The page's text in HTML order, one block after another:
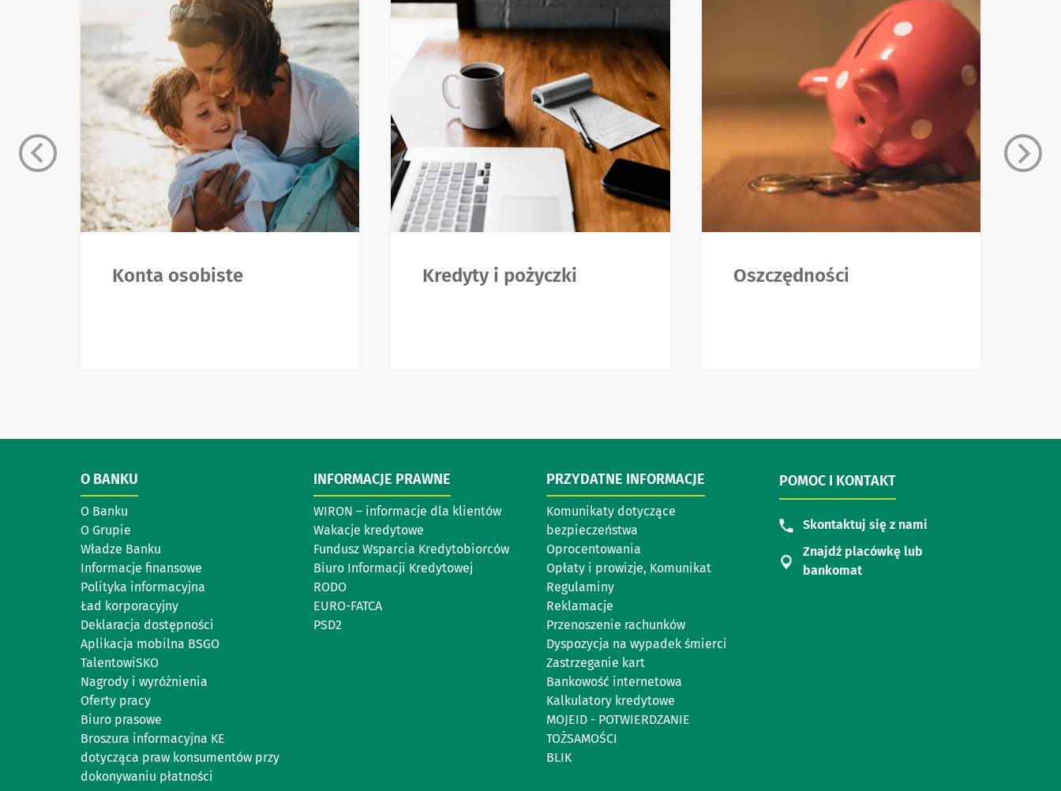
Konta osobiste Kredyty i pożyczki Oszczędności
O BANKU
O Banku
O Grupie
Władze Banku
Informacje finansowe
Polityka informacyjna
Ład korporacyjny
Deklaracja dostępności
Aplikacja mobilna BSGO
TalentowiSKO
Nagrody i wyróżnienia
Oferty pracy
Biuro prasowe
Broszura informacyjna KE
dotycząca praw konsumentów przy
dokonywaniu płatności
INFORMACJE PRAWNE
WIRON – informacje dla klientów
Wakacje kredytowe
Fundusz Wsparcia Kredytobiorców
Biuro Informacji Kredytowej
RODO
EURO-FATCA
PSD2
PRZYDATNE INFORMACJE
Komunikaty dotyczące
bezpieczeństwa
Oprocentowania
Opłaty i prowizje, Komunikat
Regulaminy
Reklamacje
Przenoszenie rachunków
Dyspozycja na wypadek śmierci
Zastrzeganie kart
Bankowość internetowa
Kalkulatory kredytowe
MOJEID - POTWIERDZANIE
TOŻSAMOŚCI
BLIK
POMOC I KONTAKT
Skontaktuj się z nami
Znajdź placówkę lub
bankomat